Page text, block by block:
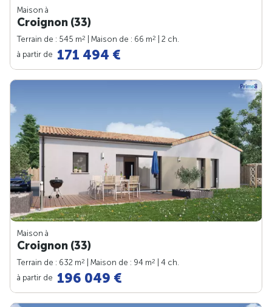
Maison à
Croignon (33)
Terrain de : 545 m2 | Maison de : 66 m2
| 2 ch.
à partir de 171 494 €
Maison à
Croignon (33)
Terrain de : 632 m2 | Maison de : 94 m2
| 4 ch.
à partir de 196 049 €